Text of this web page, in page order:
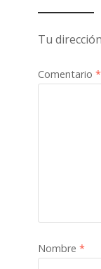
Tu
Comentario *
Nombre *